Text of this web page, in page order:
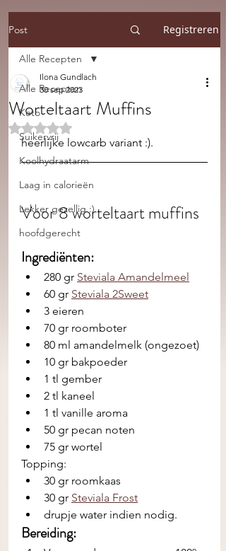
Post Registreren
Alle Recepten
Keto
Suikervrij
Koolhydraatarm
Laag in calorieën
Lekker gezellig :)
hoofdgerecht
Alle Recepten
Worteltaart Muffins
Ilona Gundlach
30 sep 2023
Beoordeeld met NaN uit 5 sterren.
heerlijke lowcarb variant :).
Voor 8 worteltaart muffins
Ingrediënten:
280 gr Steviala Amandelmeel
60 gr Steviala 2Sweet
3 eieren
70 gr roomboter
80 ml amandelmelk (ongezoet)
10 gr bakpoeder
1 tl gember
2 tl kaneel
1 tl vanille aroma
50 gr pecan noten
75 gr wortel
Topping:
30 gr roomkaas
30 gr Steviala Frost
drupje water indien nodig.
Bereiding: